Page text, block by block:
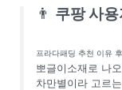
👨 쿠팡 사
프라다패딩 추천 이유
뽀글이소재로 나
차만별이라 고르